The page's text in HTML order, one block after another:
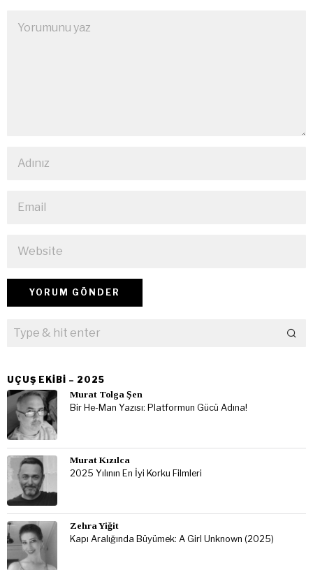
UÇUŞ EKIBI – 2025
Murat Tolga Şen
Bir He-Man Yazısı: Platformun Gücü Adına!
Murat Kızılca
2025 Yılının En İyi Korku Filmleri
Zehra Yiğit
Kapı Aralığında Büyümek: A Girl Unknown (2025)